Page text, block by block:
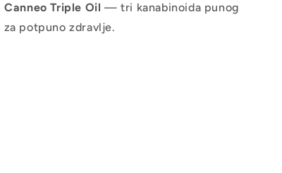
Canneo Triple Oil — tri kanabinoida punog
potpuno zdravlje.